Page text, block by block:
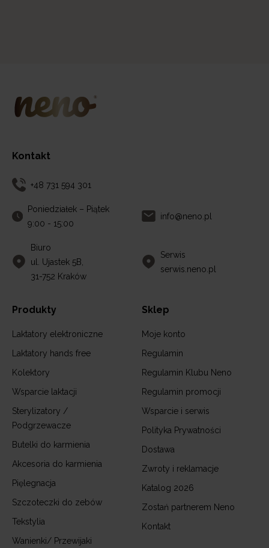
Kontakt
+48 731 594 301
Poniedziałek – Piątek
9:00 - 15:00
info@neno.pl
Biuro
ul. Ujastek 5B,
31-752 Kraków
Serwis
serwis.neno.pl
Produkty
Laktatory elektroniczne
Laktatory hands free
Kolektory
Wsparcie laktacji
Sterylizatory /
Podgrzewacze
Butelki do karmienia
Akcesoria do karmienia
Pięlegnacja
Szczoteczki do zebów
Tekstylia
Wanienki/ Przewijaki
Sklep
Moje konto
Regulamin
Regulamin Klubu Neno
Regulamin promocji
Wsparcie i serwis
Polityka Prywatności
Dostawa
Zwroty i reklamacje
Katalog 2026
Zostań partnerem Neno
Kontakt